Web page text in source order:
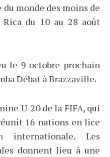
monde des moins de
Rica du 10 au 28 août
le 9 octobre prochain
Débat à Brazzaville.
U-20 de la FIFA, qui
16 nations en lice
internationale. Les
donnent lieu à une